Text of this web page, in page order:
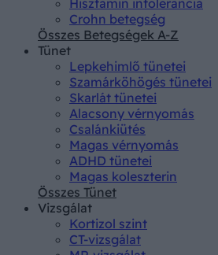
Crohn betegség
Összes Betegségek A-Z
Tünet
Lepkehimlő tünetei
Szamárköhögés tünetei
Skarlát tünetei
Alacsony vérnyomás
Csalánkiütés
Magas vérnyomás
ADHD tünetei
Magas koleszterin
Összes Tünet
Vizsgálat
Kortizol szint
CT-vizsgálat